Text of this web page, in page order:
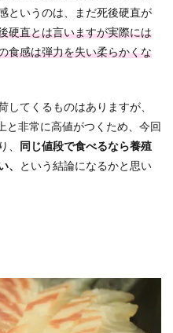
というのは、まだ死後硬直が
硬直とは言いますが実際には
食感は弾力を失い柔らかくな
してくるものはありますが、
と非常に高値がつくため、今回
、
同じ値段で食べるなら養殖
、
という結論になるかと思い